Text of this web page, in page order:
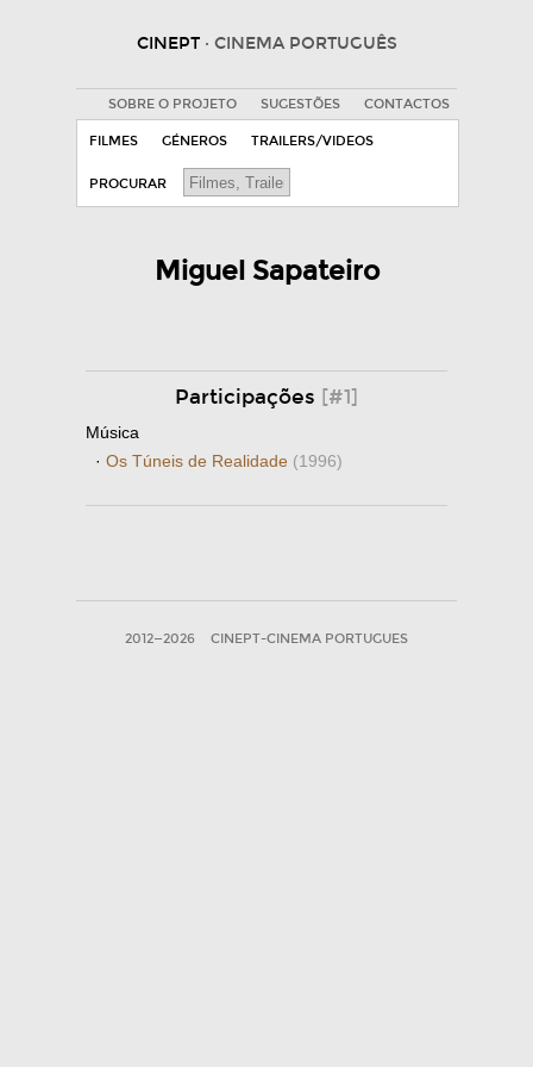
CINEPT · CINEMA PORTUGUÊS
SOBRE O PROJETO SUGESTÕES CONTACTOS
FILMES GÉNEROS TRAILERS/VIDEOS
PROCURAR
Miguel Sapateiro
Participações [#1]
Música
· Os Túneis de Realidade (1996)
2012—2026 CINEPT-CINEMA PORTUGUES